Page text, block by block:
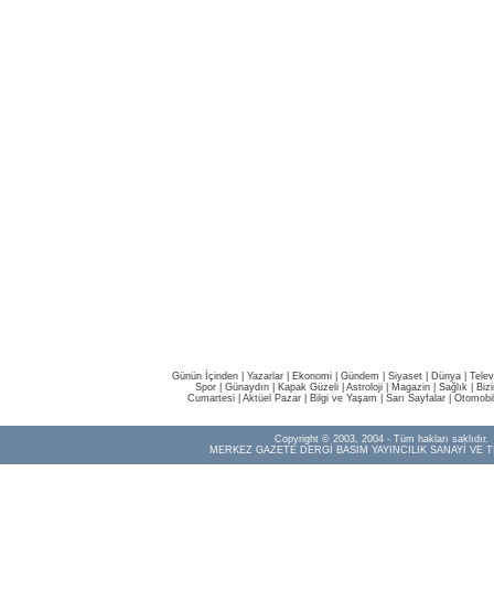
Günün İçinden Yazarlar Ekonomi Gündem Siyaset Dünya |
Spor
Günaydın Kapak Güzeli Astroloji Magazin Sağlık
Cumartesi
Aktüel Pazar Bilgi ve Yaşam Sarı Sayfalar Otomobil
Copyright © 2003, 2004 - Tüm hakları saklıdır.
MERKEZ GAZETE DERGİ BASIM YAYINCILIK SANAYİ VE